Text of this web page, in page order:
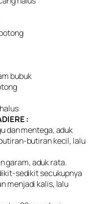
bubuk
:
dan mentega, aduk
butiran kecil, lalu
garam, aduk rata.
sedikit secukupnya
menjadi kalis, lalu